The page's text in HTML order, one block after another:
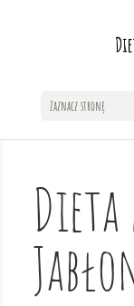
Zaznacz stronę